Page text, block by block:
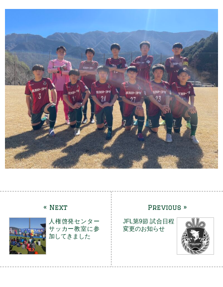
« Next
人権啓発センター
サッカー教室に参
加してきました
Previous »
JFL第9節 試合日程
変更のお知らせ